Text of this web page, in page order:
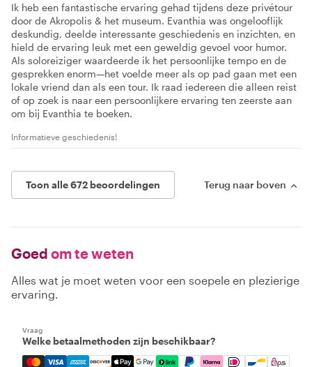
Ik heb een fantastische ervaring gehad tijdens deze privétour
door de Akropolis & het museum. Evanthia was ongelooflijk
deskundig, deelde interessante geschiedenis en inzichten, en
hield de ervaring leuk met een geweldig gevoel voor humor.
Als soloreiziger waardeerde ik het persoonlijke tempo en de
gesprekken enorm—het voelde meer als op pad gaan met een
lokale vriend dan als een tour. Ik raad iedereen die alleen reist
of op zoek is naar een persoonlijkere ervaring ten zeerste aan
om bij Evanthia te boeken.
Informatieve geschiedenis!
Toon alle 672 beoordelingen Terug naar boven
Goed om te weten
Alles wat je moet weten voor een soepele en plezierige
ervaring.
Vraag
Welke betaalmethoden zijn beschikbaar?
Mastercard, Visa, Amex, Discover, Apple Pay, Google